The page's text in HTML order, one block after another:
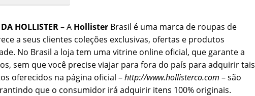
HOLLISTER– A Hollister Brasil é uma marca de roupas de
a seus clientes coleções exclusivas, ofertas e produtos
No Brasil a loja tem uma vitrine online oficial, que garante a
sem que você precise viajar para fora do país para adquirir tais
oferecidos na página oficial –http://www.hollisterco.com – são
que o consumidor irá adquirir itens 100% originais.